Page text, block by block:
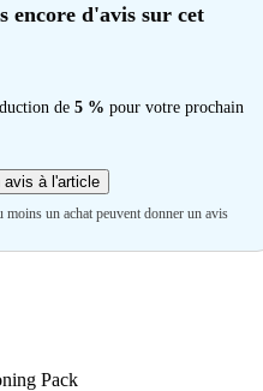
encore d'avis sur cet
de 5 % pour votre prochain
avis à l'article
moins un achat peuvent donner un avis
Pack